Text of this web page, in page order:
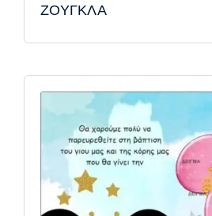
ΖΟΥΓΚΛΑ